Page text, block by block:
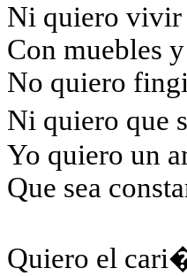
Ni quiero vivir
Con muebles
No quiero
Ni quiero que
Yo quiero un
Que sea
Quiero el